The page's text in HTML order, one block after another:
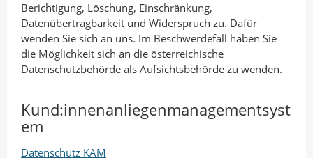
Berichtigung, Löschung, Einschränkung,
Datenübertragbarkeit und Widerspruch zu. Dafür
wenden Sie sich an uns. Im Beschwerdefall haben Sie
die Möglichkeit sich an die österreichische
Datenschutzbehörde als Aufsichtsbehörde zu wenden.
Kund:innenanliegenmanagementsyst
em
Datenschutz KAM